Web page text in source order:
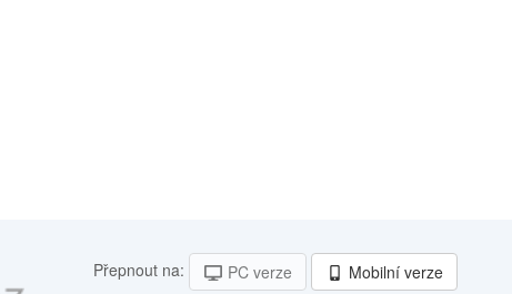
Přepnout na: PC verze
Mobilní verze